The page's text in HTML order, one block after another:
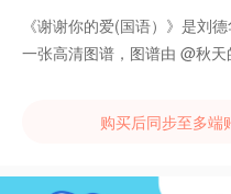
《谢谢你的爱(国语）》是刘
一张高清图谱，图谱由 @秋天
购买后同步至多端